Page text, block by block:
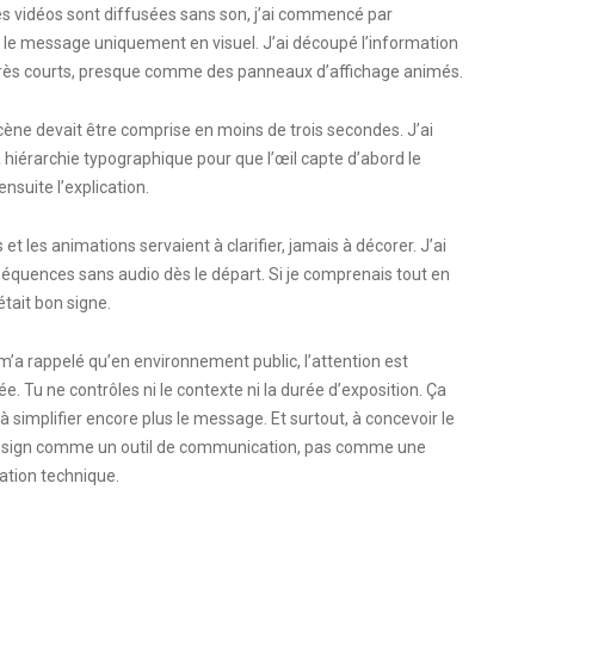
vidéos sont diffusées sans son, j’ai commencé par
message uniquement en visuel. J’ai découpé l’information
courts, presque comme des panneaux d’affichage animés.
devait être comprise en moins de trois secondes. J’ai
typographique pour que l’œil capte d’abord le
l’explication.
et les animations servaient à clarifier, jamais à décorer. J’ai
sans audio dès le départ. Si je comprenais tout en
bon signe.
rappelé qu’en environnement public, l’attention est
Tu ne contrôles ni le contexte ni la durée d’exposition. Ça
simplifier encore plus le message. Et surtout, à concevoir le
comme un outil de communication, pas comme une
technique.